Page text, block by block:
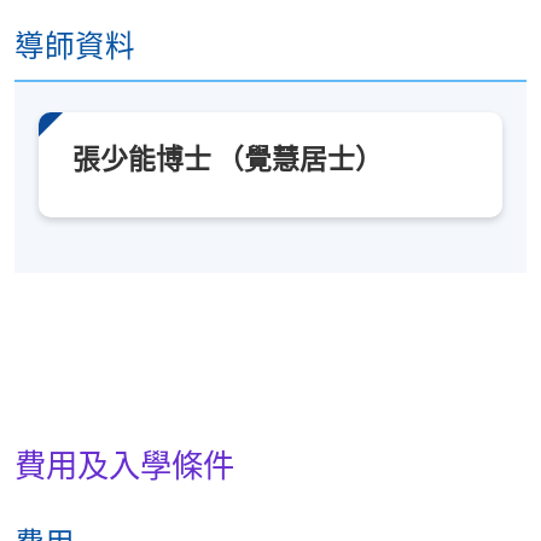
導師資料
張少能博士 （覺慧居士）
費用及入學條件